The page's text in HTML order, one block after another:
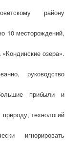
району
10 месторождений,
озера».
руководство
прибыли и
технологий
игнорировать